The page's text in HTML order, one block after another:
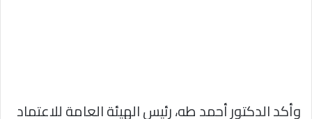
وأكد الدكتور أحمد طه، رئيس الهيئة العامة للاعتماد